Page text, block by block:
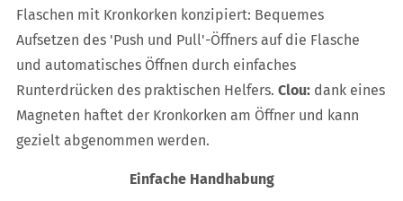
Flaschen mit Kronkorken konzipiert: Bequemes
Aufsetzen des 'Push und Pull'-Öffners auf die Flasche
und automatisches Öffnen durch einfaches
Runterdrücken des praktischen Helfers.Clou: dank eines
Magneten haftet der Kronkorken am Öffner und kann
gezielt abgenommen werden.
Einfache Handhabung